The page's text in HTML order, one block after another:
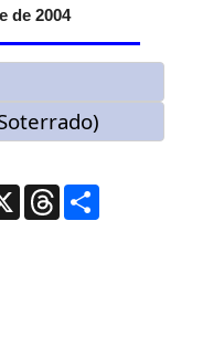
de 2004
X ThreadsCompartir